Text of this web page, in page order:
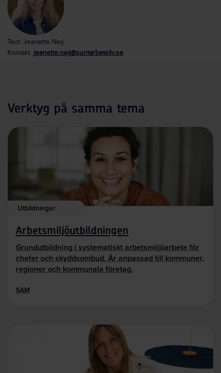
Text: Jeanette Neij
Kontakt: jeanette.neij@suntarbetsliv.se
Verktyg på samma tema
Utbildningar
Arbetsmiljöutbildningen
Grundutbildning i systematiskt arbetsmiljöarbete för
chefer och skyddsombud. Är anpassad till kommuner,
regioner och kommunala företag.
SAM